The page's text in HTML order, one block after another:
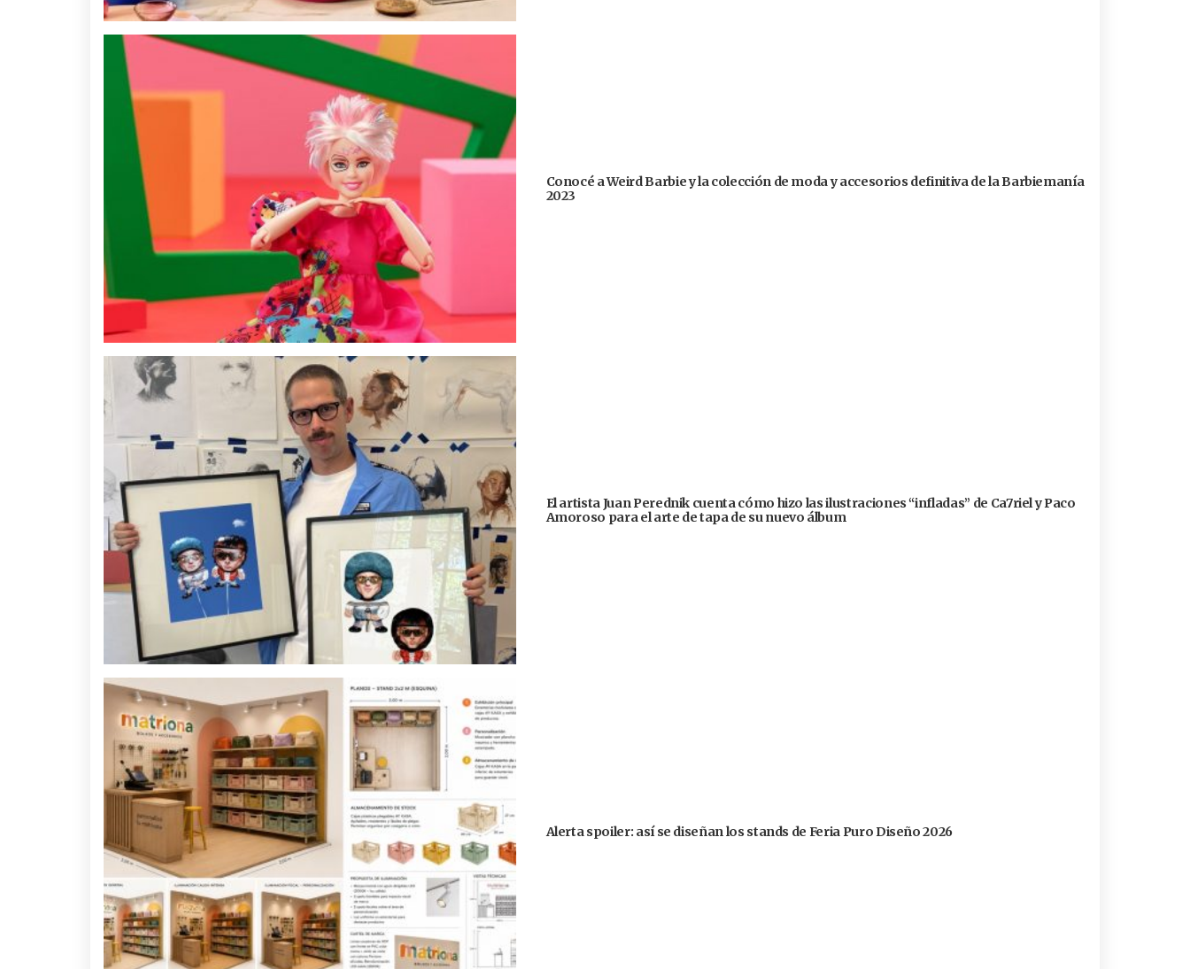
Conocé a Weird Barbie y la colección de moda y accesorios definitiva de la Barbiemanía
2023
El artista Juan Perednik cuenta cómo hizo las ilustraciones “infladas” de Ca7riel y Paco
Amoroso para el arte de tapa de su nuevo álbum
Alerta spoiler: así se diseñan los stands de Feria Puro Diseño 2026